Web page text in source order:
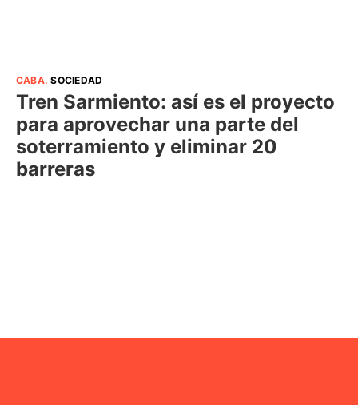
CABA.SOCIEDAD
Tren Sarmiento: así es el proyecto
para aprovechar una parte del
soterramiento y eliminar 20
barreras